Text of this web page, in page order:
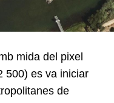
mida del pixel
500) es va iniciar
de